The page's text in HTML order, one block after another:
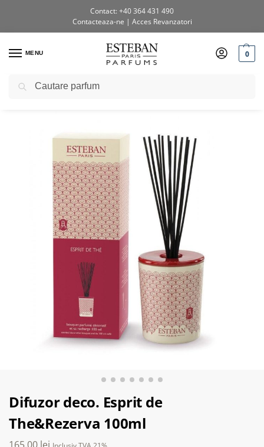
Contact: +40 364 431 490
Contacteaza-ne | Acces Revanzatori
MENU 0
Prima pagină / Shop / Buchete parfumate
Difuzor deco. Esprit de
The&Rezerva 100ml